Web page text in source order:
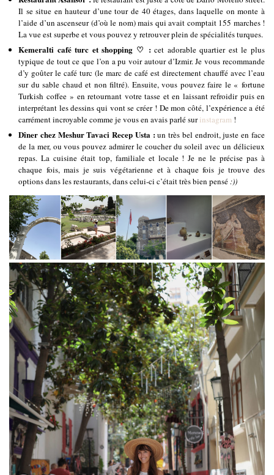
Il se situe en hauteur d’une tour de 40 étages, dans laquelle on monte à
l’aide d’un ascenseur (d’où le nom) mais qui avait comptait 155 marches !
La vue est superbe et vous pouvez y retrouver plein de spécialités turques.
Kemeralti café turc et shopping ♡ :cet adorable quartier est le plus
typique de tout ce que l’on a pu voir autour d’Izmir. Je vous recommande
d’y goûter le café turc (le marc de café est directement chauffé avec l’eau
sur du sable chaud et non filtré). Ensuite, vous pouvez faire le « fortune
Turkish coffee » en retournant votre tasse et en laissant refroidir puis en
interprétant les dessins qui vont se créer ! De mon côté, l’expérience a été
carrément incroyable comme je vous en avais parlé surinstagram !
Dîner chez Meshur Tavaci Recep Usta :un très bel endroit, juste en face
de la mer, ou vous pouvez admirer le coucher du soleil avec un délicieux
repas. La cuisine était top, familiale et locale ! Je ne le précise pas à
chaque fois, mais je suis végétarienne et à chaque fois je trouve des
options dans les restaurants, dans celui-ci c’était très bien pensé:))